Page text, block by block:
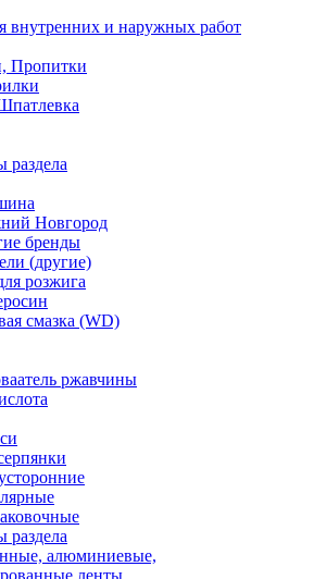
внутренних и наружных работ
Пропитки
раздела
Новгород
бренды
(другие)
розжига
смазка (WD)
ржавчины
раздела
алюминиевые,
ленты